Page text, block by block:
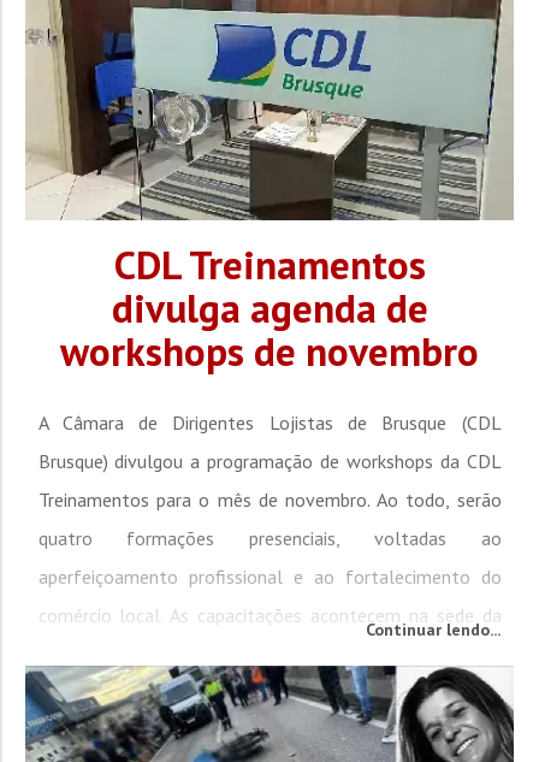
CDL Treinamentos
divulga agenda de
workshops de novembro
A Câmara de Dirigentes Lojistas de Brusque (CDL
Brusque) divulgou a programação de workshops da CDL
Treinamentos para o mês de novembro. Ao todo, serão
quatro formações presenciais, voltadas ao
aperfeiçoamento profissional e ao fortalecimento do
comércio local. As capacitações acontecem na sede da
A primeira capacitação,...
Continuar lendo...